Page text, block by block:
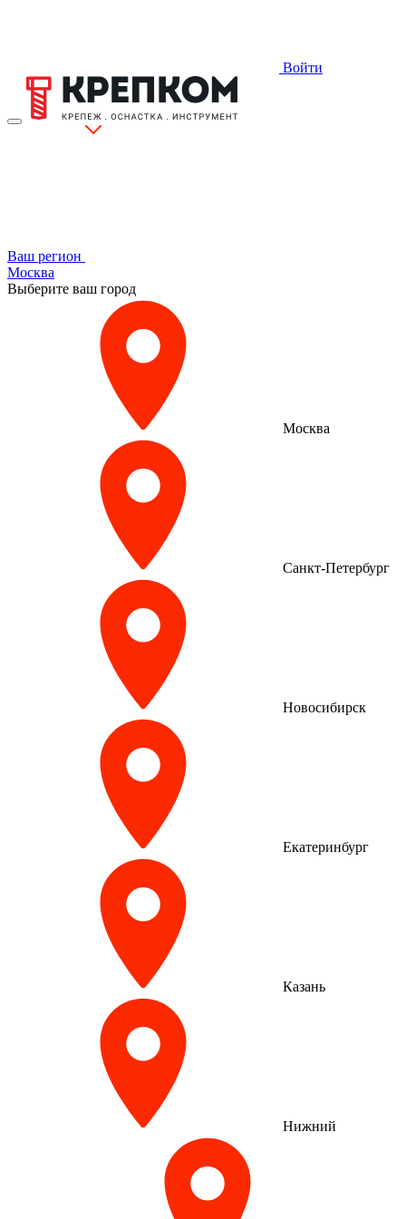
Войти
Ваш регион
Москва
Выберите ваш город
Москва
Санкт-Петербург
Новосибирск
Екатеринбург
Казань
Нижний